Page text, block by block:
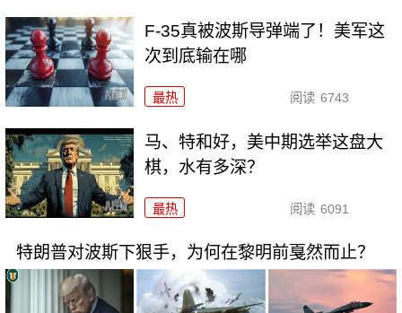
F-35真被波斯导弹端了！美军这
次到底输在哪
最热 阅读 6743
马、特和好，美中期选举这盘大
棋，水有多深？
最热 阅读 6091
特朗普对波斯下狠手，为何在黎明前戛然而止？